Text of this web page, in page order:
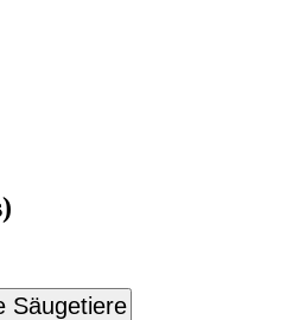
Säugetiere